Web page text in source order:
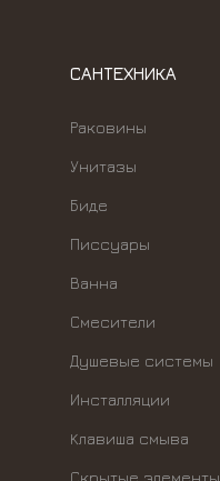
САНТЕХНИКА
Раковины
Унитазы
Биде
Писсуары
Ванна
Смесители
Душевые системы
Инсталляции
Kлавиша смыва
Скрытые элементы